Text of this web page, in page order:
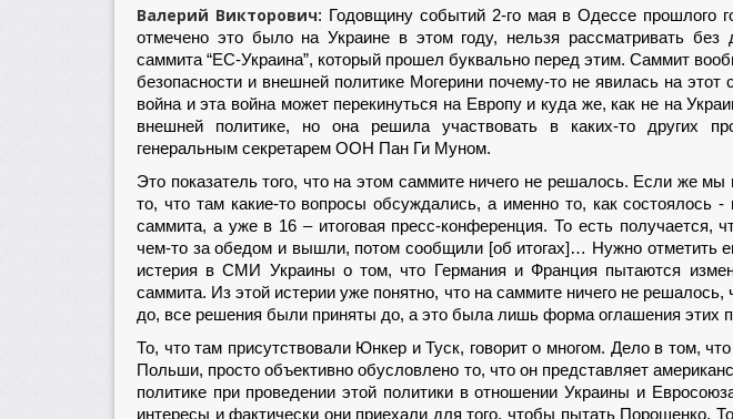
Валерий Викторович: Годовщину событий 2-го мая в Одессе прошлого
отмечено это было на Украине в этом году, нельзя рассматривать без
саммита “ЕС-Украина”, который прошел буквально перед этим. Саммит
безопасности и внешней политике Могерини почему-то не явилась на
война и эта война может перекинуться на Европу и куда же, как не на
внешней политике, но она решила участвовать в каких-то других
генеральным секретарем ООН Пан Ги Муном.
Это показатель того, что на этом саммите ничего не решалось. Если же мы
то, что там какие-то вопросы обсуждались, а именно то, как состоялось -
саммита, а уже в 16 – итоговая пресс-конференция. То есть получается,
чем-то за обедом и вышли, потом сообщили [об итогах]… Нужно отметить
истерия в СМИ Украины о том, что Германия и Франция пытаются
саммита. Из этой истерии уже понятно, что на саммите ничего не решалось,
до, все решения были приняты до, а это была лишь форма оглашения этих
То, что там присутствовали Юнкер и Туск, говорит о многом. Дело в том,
Польши, просто объективно обусловлено то, что он представляет
политике при проведении этой политики в отношении Украины и
интересы и фактически они приехали для того, чтобы пытать Порошенко.